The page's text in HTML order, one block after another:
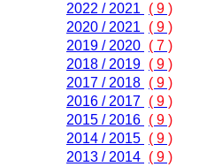
2022 / 2021
( 9 )
2020 / 2021
( 9 )
2019 / 2020 ( 7 )
2018 / 2019 ( 9 )
2017 / 2018 ( 9 )
2016 / 2017 ( 9 )
2015 / 2016 ( 9 )
2014 / 2015 ( 9 )
2013 / 2014 ( 9 )